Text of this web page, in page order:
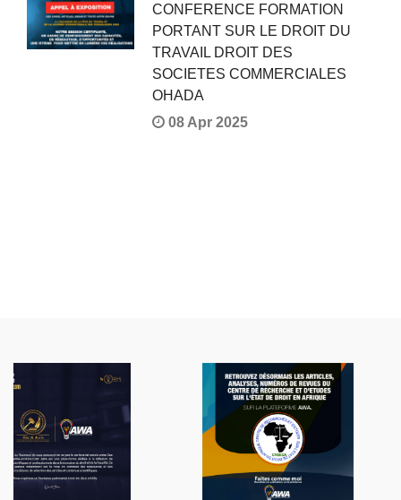
CONFERENCE FORMATION
PORTANT SUR LE DROIT DU
TRAVAIL DROIT DES
SOCIETES COMMERCIALES
OHADA
08 Apr 2025